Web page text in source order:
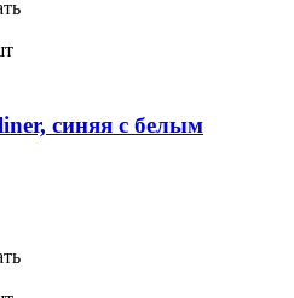
синяя с белым